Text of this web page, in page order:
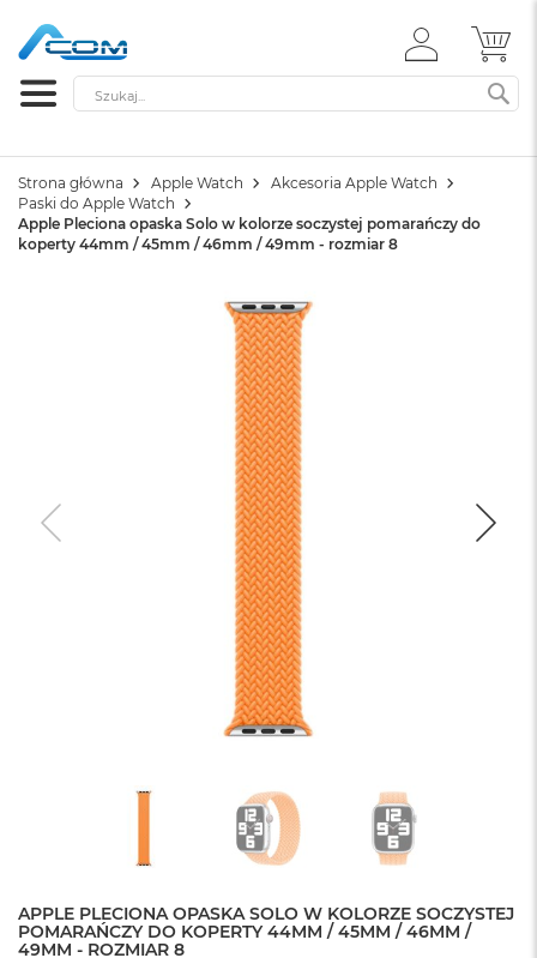
ZALOGUJ
SIĘ
Szukaj
Strona główna Apple Watch
Akcesoria Apple Watch
Paski do Apple Watch
Apple Pleciona opaska Solo w kolorze soczystej pomarańczy do
koperty 44mm / 45mm / 46mm / 49mm - rozmiar 8
APPLE PLECIONA OPASKA SOLO W KOLORZE SOCZYSTEJ
POMARAŃCZY DO KOPERTY 44MM / 45MM / 46MM /
49MM - ROZMIAR 8